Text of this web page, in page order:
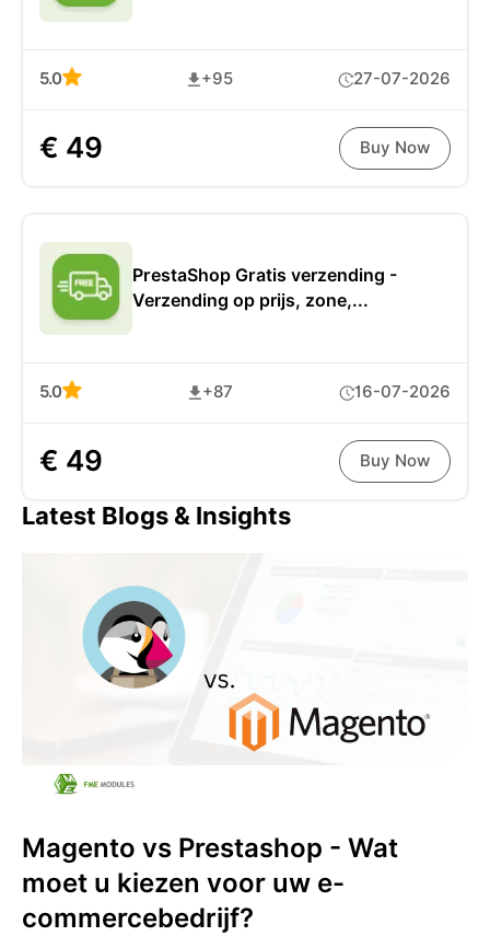
5.0 +95 27-07-2026
€ 49 Buy Now
PrestaShop Gratis verzending -
Verzending op prijs, zone,...
5.0 +87 16-07-2026
€ 49 Buy Now
Latest Blogs & Insights
Magento vs Prestashop - Wat
moet u kiezen voor uw e-
commercebedrijf?